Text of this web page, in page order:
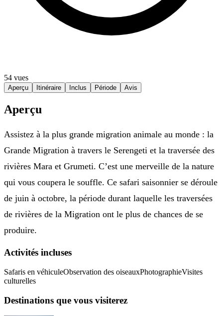
54 vues
Aperçu Itinéraire Inclus Période Avis
Aperçu
Assistez à la plus grande migration animale au monde : la
Grande Migration à travers le Serengeti et la traversée des
rivières Mara et Grumeti. C’est une merveille de la nature
qui vous coupera le souffle. Ce safari saisonnier se déroule
de juin à octobre, la période durant laquelle les traversées
de rivières de la Migration ont le plus de chances de se
produire.
Activités incluses
Safaris en véhiculeObservation des oiseauxPhotographieVisites
culturelles
Destinations que vous visiterez